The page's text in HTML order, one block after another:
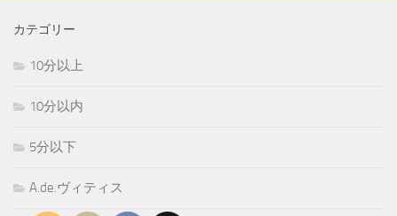
カテゴリー
10分以上
10分以内
5分以下
A.de.ヴィティス